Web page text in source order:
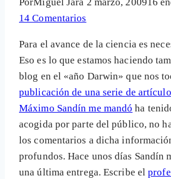
14 Comentarios
Para el avance de la ciencia es
Eso es lo que estamos haciendo
blog en el «año Darwin» que nos
publicación de una serie de
Máximo Sandín me mandó ha
acogida por parte del público, no
los comentarios a dicha
profundos. Hace unos días Sandín
una última entrega. Escribe el